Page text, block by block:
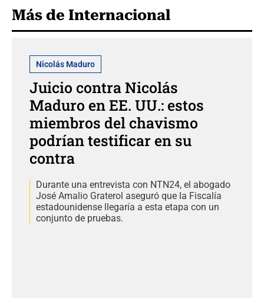
Más de Internacional
Nicolás Maduro
Juicio contra Nicolás
Maduro en EE. UU.: estos
miembros del chavismo
podrían testificar en su
contra
Durante una entrevista con NTN24, el abogado
José Amalio Graterol aseguró que la Fiscalía
estadounidense llegaría a esta etapa con un
conjunto de pruebas.